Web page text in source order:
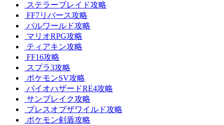
ステラーブレイド攻略
FF7リバース攻略
パルワールド攻略
マリオRPG攻略
ティアキン攻略
FF16攻略
スプラ3攻略
ポケモンSV攻略
バイオハザードRE4攻略
サンブレイク攻略
ブレスオブザワイルド攻略
ポケモン剣盾攻略